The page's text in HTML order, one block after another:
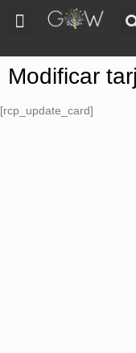
Modificar
[rcp_update_card]